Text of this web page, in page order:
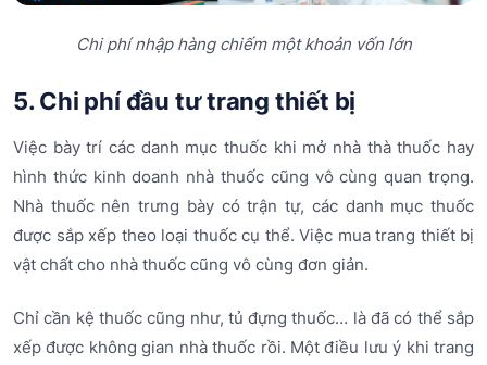
Chi phí nhập hàng chiếm một khoản vốn lớn
5. Chi phí đầu tư trang thiết bị
Việc bày trí các danh mục thuốc khi mở nhà thà thuốc hay
hình thức kinh doanh nhà thuốc cũng vô cùng quan trọng.
Nhà thuốc nên trưng bày có trận tự, các danh mục thuốc
được sắp xếp theo loại thuốc cụ thể. Việc mua trang thiết bị
vật chất cho nhà thuốc cũng vô cùng đơn giản.
Chỉ cần kệ thuốc cũng như, tủ đựng thuốc… là đã có thể sắp
xếp được không gian nhà thuốc rồi. Một điều lưu ý khi trang